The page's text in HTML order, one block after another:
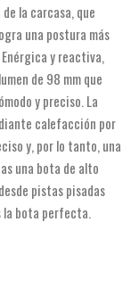
la carcasa, que
una postura más
y reactiva,
de 98 mm que
y preciso. La
calefacción por
y, por lo tanto, una
una bota de alto
pistas pisadas
la bota perfecta.